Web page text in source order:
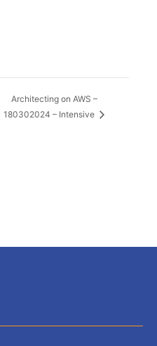
Architecting on AWS –
180302024 – Intensive